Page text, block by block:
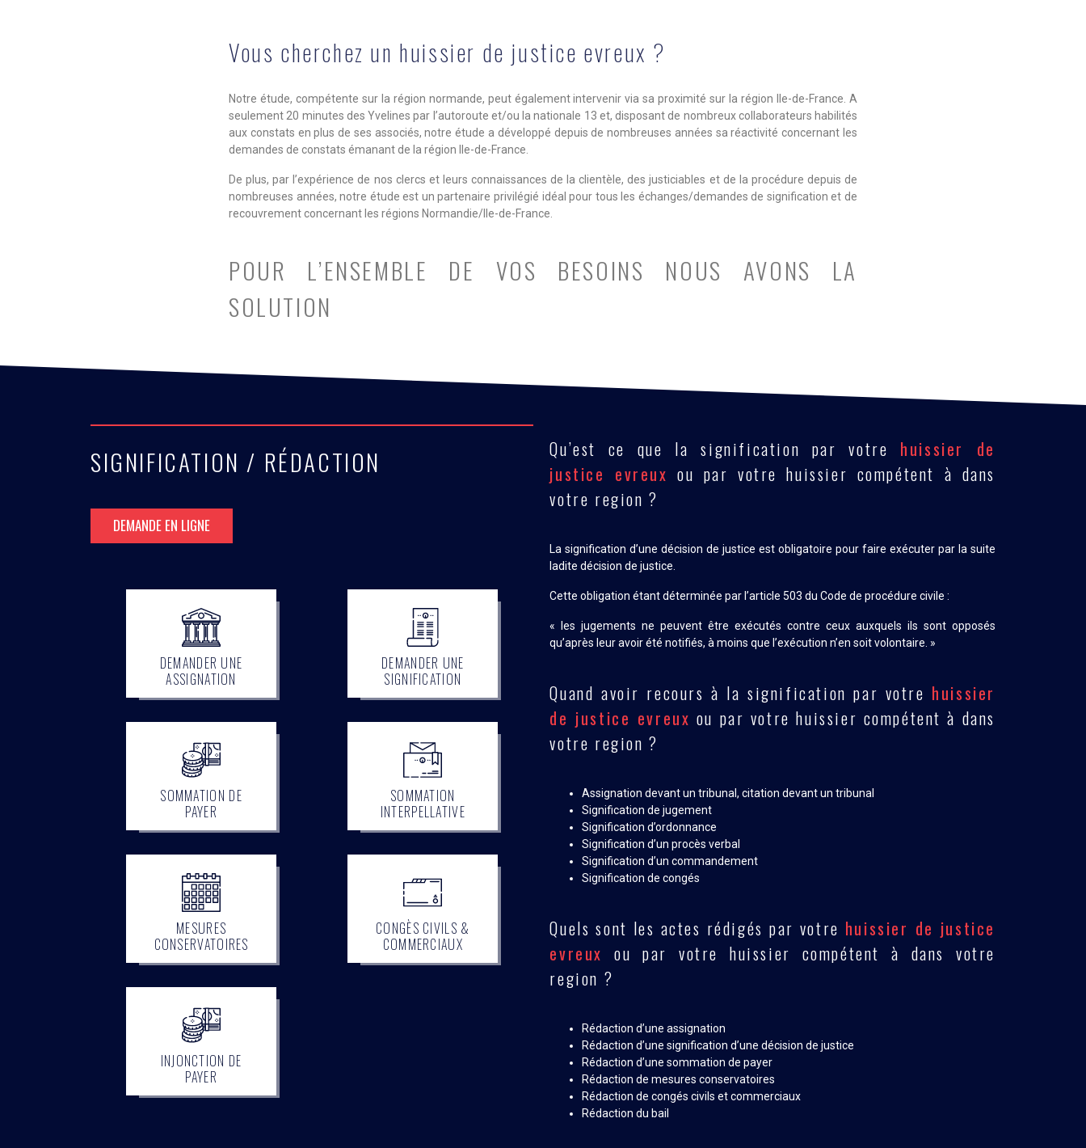
Vous cherchez un huissier de justice evreux ?
Notre étude, compétente sur la région normande, peut également intervenir via sa proximité sur la région Ile-de-France. A
seulement 20 minutes des Yvelines par l’autoroute et/ou la nationale 13 et, disposant de nombreux collaborateurs habilités
aux constats en plus de ses associés, notre étude a développé depuis de nombreuses années sa réactivité concernant les
demandes de constats émanant de la région Ile-de-France.
De plus, par l’expérience de nos clercs et leurs connaissances de la clientèle, des justiciables et de la procédure depuis de
nombreuses années, notre étude est un partenaire privilégié idéal pour tous les échanges/demandes de signification et de
recouvrement concernant les régions Normandie/Ile-de-France.
POUR L’ENSEMBLE DE VOS BESOINS NOUS AVONS LA
SOLUTION
SIGNIFICATION / RÉDACTION
DEMANDE EN LIGNE
DEMANDER UNE
ASSIGNATION
DEMANDER UNE
SIGNIFICATION
SOMMATION DE
PAYER
SOMMATION
INTERPELLATIVE
MESURES
CONSERVATOIRES
CONGÈS CIVILS &
COMMERCIAUX
INJONCTION DE
PAYER
Qu’est ce que la signification par votre huissier de
justice evreux ou par votre huissier compétent à dans
votre region ?
La signification d’une décision de justice est obligatoire pour faire exécuter par la suite
ladite décision de justice.
Cette obligation étant déterminée par l’article 503 du Code de procédure civile :
« les jugements ne peuvent être exécutés contre ceux auxquels ils sont opposés
qu’après leur avoir été notifiés, à moins que l’exécution n’en soit volontaire. »
Quand avoir recours à la signification par votre huissier
de justice evreux ou par votre huissier compétent à dans
votre region ?
Assignation devant un tribunal, citation devant un tribunal
Signification de jugement
Signification d’ordonnance
Signification d’un procès verbal
Signification d’un commandement
Signification de congés
Quels sont les actes rédigés par votre huissier de justice
evreux ou par votre huissier compétent à dans votre
region ?
Rédaction d’une assignation
Rédaction d’une signification d’une décision de justice
Rédaction d’une sommation de payer
Rédaction de mesures conservatoires
Rédaction de congés civils et commerciaux
Rédaction du bail